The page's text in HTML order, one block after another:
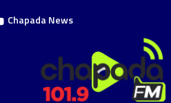
Chapada News